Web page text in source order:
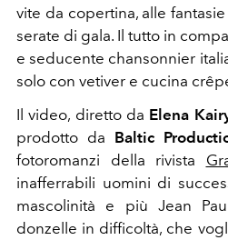
vite da copertina, alle
serate di gala. Il tutto in
e seducente chansonnier
solo con vetiver e cucina
Il video, diretto da Elena
prodotto da Baltic
fotoromanzi della rivista
inafferrabili uomini di
mascolinità e più Jean
donzelle in difficoltà, che